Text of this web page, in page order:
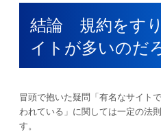
結論 規約をす
イトが多いのだ
冒頭で抱いた疑問「有名なサイト
われている」に関しては一定の法
す。